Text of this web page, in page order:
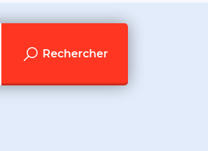
Rechercher